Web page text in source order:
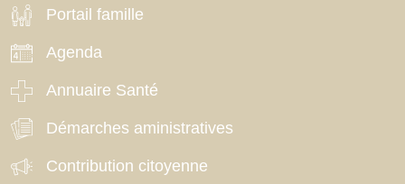
Portail famille
Agenda
Annuaire Santé
Démarches aministratives
Contribution citoyenne